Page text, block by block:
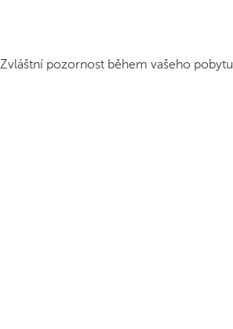
Zvláštní pozornost během vašeho pobytu